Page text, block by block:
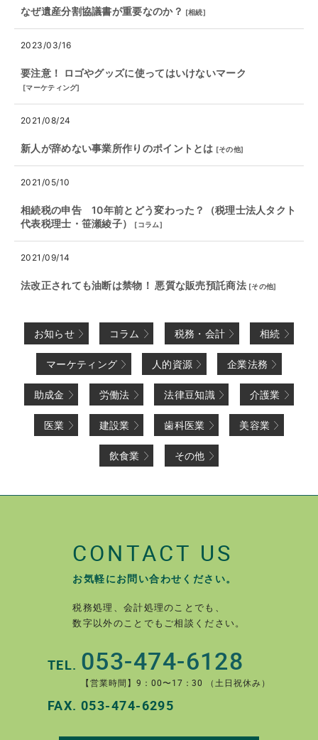
なぜ遺産分割協議書が重要なのか？ [相続]
2023/03/16
要注意！ ロゴやグッズに使ってはいけないマーク
[マーケティング]
2021/08/24
新人が辞めない事業所作りのポイントとは [その他]
2021/05/10
相続税の申告 10年前とどう変わった？（税理士法人タクト
代表税理士・笹瀬綾子）
[コラム]
2021/09/14
法改正されても油断は禁物！ 悪質な販売預託商法 [その他]
お知らせ コラム 税務・会計 相続
マーケティング 人的資源 企業法務
助成金 労働法 法律豆知識 介護業
医業 建設業 歯科医業 美容業
飲食業 その他
CONTACT US
お気軽にお問い合わせください。
税務処理、会計処理のことでも、
数字以外のことでもご相談ください。
TEL. 053-474-6128
【営業時間】9：00〜17：30 （土日祝休み）
FAX. 053-474-6295